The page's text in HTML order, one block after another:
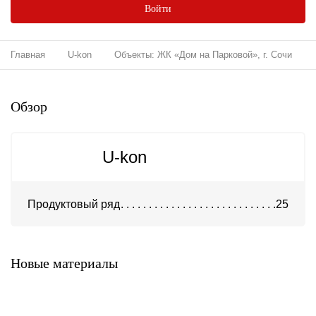
Войти
Главная U-kon Объекты: ЖК «Дом на Парковой», г. Сочи
Обзор
U-kon
Продуктовый ряд 25
Новые материалы